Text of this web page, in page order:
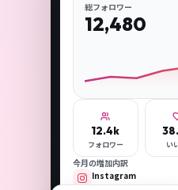
総フォロワー
12,480
12.4k
フォロワー い
今月の増加内訳
Instagram